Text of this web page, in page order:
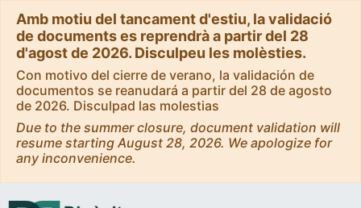
Amb motiu del tancament d'estiu, la validació
de documents es reprendrà a partir del 28
d'agost de 2026. Disculpeu les molèsties.
Con motivo del cierre de verano, la validación de
documentos se reanudará a partir del 28 de agosto
de 2026. Disculpad las molestias
Due to the summer closure, document validation will
resume starting August 28, 2026. We apologize for
any inconvenience.